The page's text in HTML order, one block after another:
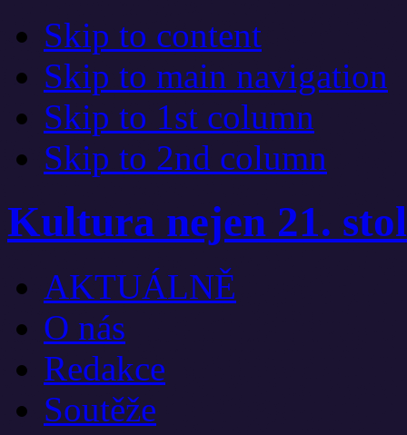
Skip to content
Skip to main navigation
Skip to 1st column
Skip to 2nd column
Kultura nejen 21.
AKTUÁLNĚ
O nás
Redakce
Soutěže